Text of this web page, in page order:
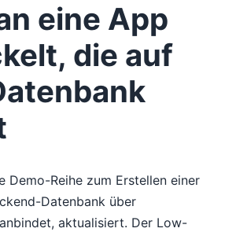
eine App
die auf
Demo-Reihe zum Erstellen einer
Datenbank über
aktualisiert. Der Low-